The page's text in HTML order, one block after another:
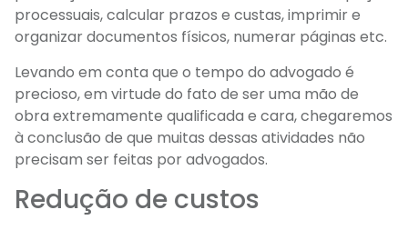
processuais, calcular prazos e custas, imprimir e
organizar documentos físicos, numerar páginas etc.
Levando em conta que o tempo do advogado é
precioso, em virtude do fato de ser uma mão de
obra extremamente qualificada e cara, chegaremos
à conclusão de que muitas dessas atividades não
precisam ser feitas por advogados.
Redução de custos